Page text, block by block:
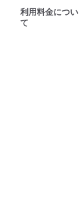
利用料金につい
て